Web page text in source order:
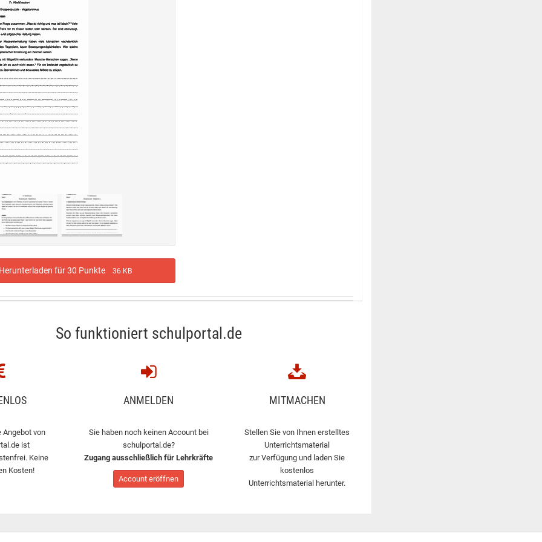
für 30 Punkte 36 KB
So funktioniert schulportal.de
Angebot von
ist
Keine
Kosten!
ANMELDEN
Sie haben noch keinen Account bei
schulportal.de?
Zugang ausschließlich für Lehrkräfte
Account eröffnen
MITMACHEN
Stellen Sie von Ihnen erstelltes
Unterrichtsmaterial
zur Verfügung und laden Sie
kostenlos
Unterrichtsmaterial herunter.